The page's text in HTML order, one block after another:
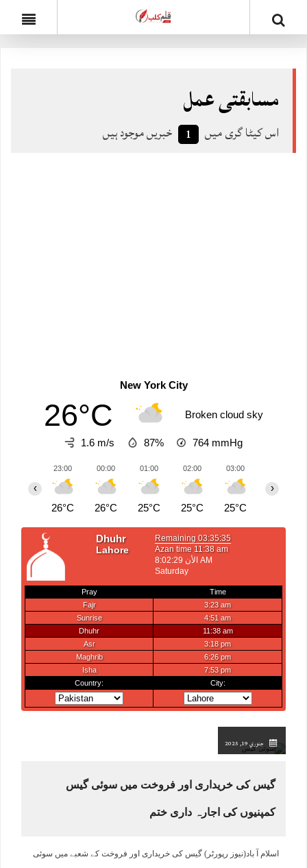
مسابقتی عمل
اس کیٹا گری میں 1 خبریں موجود ہیں
New York City
26°C Broken cloud sky
1.6 m/s 87% 764 mmHg
23:00
26°C
00:00
26°C
01:00
25°C
02:00
25°C
03:00
25°C
‹ ›
جنوري 19, 2025
گیس کی خریداری اور فروخت میں سوئی گیس
کمپنیوں کی اجارہ داری ختم
اسلام آ باد(نیوز رپورٹر) گیس کی خریداری اور فروخت کے شعبے میں سوئی